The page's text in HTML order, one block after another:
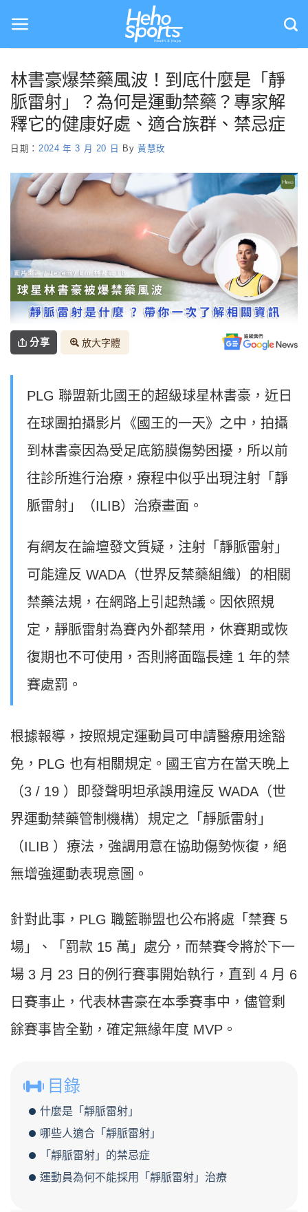
content
林書豪爆禁藥風波！到底什麼是「靜
脈雷射」？為何是運動禁藥？專家解
釋它的健康好處、適合族群、禁忌症
日期： 2024 年 3 月 20 日 By 黃慧玫
分享 放大字體
PLG 聯盟新北國王的超級球星林書豪，近日
在球團拍攝影片《國王的一天》之中，拍攝
到林書豪因為受足底筋膜傷勢困擾，所以前
往診所進行治療，療程中似乎出現注射「靜
脈雷射」（ILIB）治療畫面。
有網友在論壇發文質疑，注射「靜脈雷射」
可能違反 WADA（世界反禁藥組織）的相關
禁藥法規，在網路上引起熱議。因依照規
定，靜脈雷射為賽內外都禁用，休賽期或恢
復期也不可使用，否則將面臨長達 1 年的禁
賽處罰。
根據報導，按照規定運動員可申請醫療用途豁
免，PLG 也有相關規定。國王官方在當天晚上
（3 / 19 ）即發聲明坦承誤用違反 WADA（世
界運動禁藥管制機構）規定之「靜脈雷射」
（ILIB ）療法，強調用意在協助傷勢恢復，絕
無增強運動表現意圖。
針對此事，PLG 職籃聯盟也公布將處「禁賽 5
場」、「罰款 15 萬」處分，而禁賽令將於下一
場 3 月 23 日的例行賽事開始執行，直到 4 月 6
日賽事止，代表林書豪在本季賽事中，儘管剩
餘賽事皆全勤，確定無緣年度 MVP。
目錄
什麼是「靜脈雷射」
哪些人適合「靜脈雷射」
「靜脈雷射」的禁忌症
運動員為何不能採用「靜脈雷射」治療